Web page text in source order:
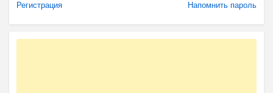
Регистрация Напомнить пароль